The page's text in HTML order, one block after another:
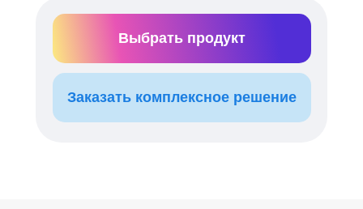
Выбрать продукт
Заказать комплексное решение